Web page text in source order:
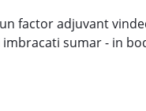
factor adjuvant
imbracati sumar - in